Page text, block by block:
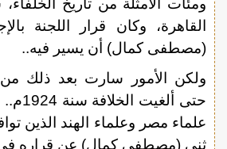
ومئات الأمثلة من تاريخ
القاهرة، وكان قرار اللجنة
(مصطفى كمال) أن يسير فيه..
ولكن الأمور سارت بعد ذلك
حتى
علماء مصر وعلماء الهند الذين
ثني (مصطفى كمال) عن قراره في